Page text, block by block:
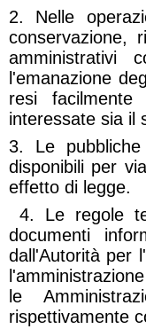
2.
Nelle
conservazione,
amministrativi
l'emanazione
resi
interessate sia il
3.
Le
disponibili per
effetto di legge.
4. Le regole
documenti
dall'Autorità per
le
rispettivamente